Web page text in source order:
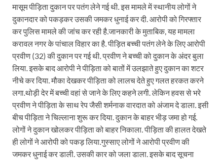
मासूम पीड़िता दुकान पर पतंग लेने गई थी. इस मामले में स्थानीय लोगों ने
दुकानदार को पकड़कर उसकी जमकर धुनाई कर दी. आरोपी को गिरफ्तार
कर पुलिस मामले की जांच कर रही है.जानकारी के मुताबिक, यह मामला
करावल नगर के पांचाल विहार का है. पीड़ित बच्ची पतंग लेने के लिए आरोपी
प्रवीण (32) की दुकान पर गई थी. प्रवीण ने बच्ची को दुकान के अंदर बुला
लिया. इसके बाद आरोपी ने पीड़िता को बातों में उलझाते हुए दुकान का शटर
नीचे कर दिया. मौका देखकर पीड़िता को लालच देते हुए गलत हरकत करने
लगा.थोड़ी देर में बच्ची वहां से जाने के लिए कहने लगी. लेकिन हवस से भरे
प्रवीण ने पीड़िता के साथ रेप जैसी शर्मनाक वारदात को अंजाम दे डाला. इसी
बीच पीड़िता ने चिल्लाना शुरू कर दिया. दुकान के बाहर भीड़ जमा हो गई.
लोगों ने दुकान खोलकर पीड़िता को बाहर निकाला. पीड़िता की हालत देखते
ही लोगों ने आरोपी को पकड़ लिया.गुस्साए लोगों ने आरोपी प्रवीण की
जमकर धुनाई कर डाली. उसकी कार को जला डाला. इसके बाद सूचना